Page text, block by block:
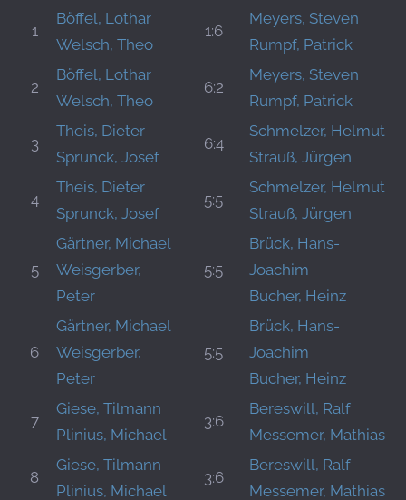
1
Böffel, Lothar
Welsch, Theo
1:6
Meyers, Steven
Rumpf, Patrick
2
Böffel, Lothar
Welsch, Theo
6:2
Meyers, Steven
Rumpf, Patrick
3
Theis, Dieter
Sprunck, Josef
6:4
Schmelzer, Helmut
Strauß, Jürgen
4
Theis, Dieter
Sprunck, Josef
5:5
Schmelzer, Helmut
Strauß, Jürgen
5
Gärtner, Michael
Weisgerber,
Peter
5:5
Brück, Hans-
Joachim
Bucher, Heinz
6
Gärtner, Michael
Weisgerber,
Peter
5:5
Brück, Hans-
Joachim
Bucher, Heinz
7
Giese, Tilmann
Plinius, Michael
3:6
Bereswill, Ralf
Messemer, Mathias
8
Giese, Tilmann
Plinius, Michael
3:6
Bereswill, Ralf
Messemer, Mathias